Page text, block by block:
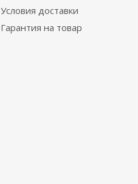
Условия доставки
Гарантия на товар